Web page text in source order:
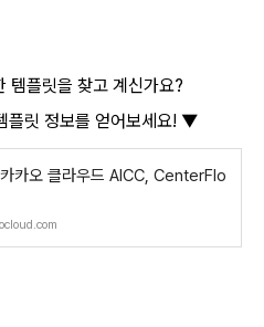
템플릿을 찾고 계신가요?
플릿 정보를 얻어보세요! ▼
카오 클라우드 AICC, CenterFlo